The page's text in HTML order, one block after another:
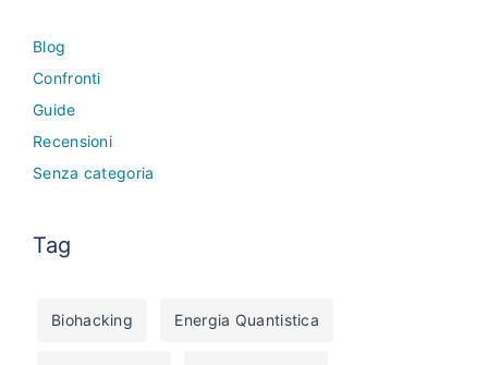
Blog
Confronti
Guide
Recensioni
Senza categoria
Tag
Biohacking Energia Quantistica